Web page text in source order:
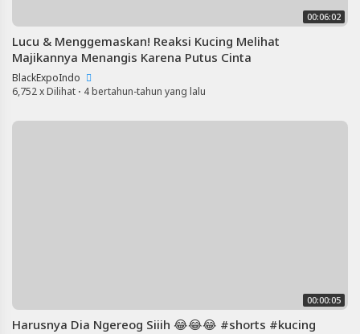
00:06:02
Lucu & Menggemaskan! Reaksi Kucing Melihat
Majikannya Menangis Karena Putus Cinta
BlackExpoIndo
6,752 x Dilihat · 4 bertahun-tahun yang lalu
00:00:05
Harusnya Dia Ngereog Siiih 😂😂😂 #shorts #kucing